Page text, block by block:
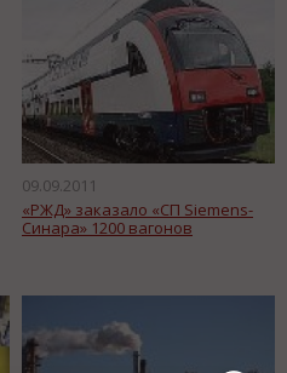
09.09.2011
«РЖД» заказало «СП Siemens-
Синара» 1200 вагонов